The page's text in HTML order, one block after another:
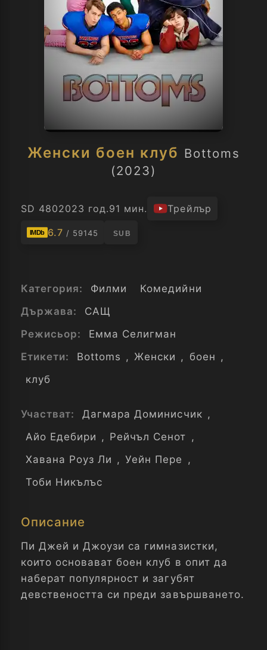
Женски боен клуб Bottoms
(2023)
SD 4802023 год.91 мин. Трейлър
IMDb 6.7 / 59145 SUB
Категория: Филми
Комедийни
Държава:
САЩ
Режисьор:
Емма Селигман
Етикети:
Bottoms , Женски , боен ,
клуб
Участват: Дагмара Доминисчик ,
Айо Едебири , Рейчъл Сенот ,
Хавана Роуз Ли , Уейн Пере ,
Тоби Никълъс
Описание
Пи Джей и Джоузи са гимназистки,
които основават боен клуб в опит да
наберат популярност и загубят
девствеността си преди завършването.